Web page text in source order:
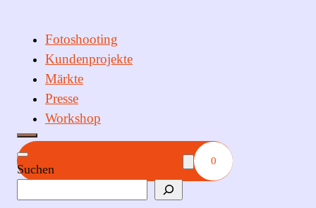
Fotoshooting
Kundenprojekte
Märkte
Presse
Workshop
Suchen
0